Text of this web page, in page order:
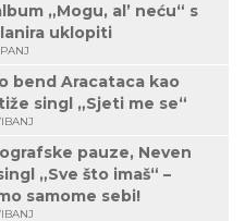
„Mogu, al’ neću“ s
uklopiti
bend Aracataca kao
singl „Sjeti me se“
pauze, Neven
„Sve što imaš“ –
samome sebi!